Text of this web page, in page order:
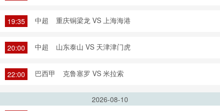
19:35 中超 重庆铜梁龙 VS 上海海港
20:00 中超 山东泰山 VS 天津津门虎
22:00 巴西甲 克鲁塞罗 VS 米拉索
2026-08-10